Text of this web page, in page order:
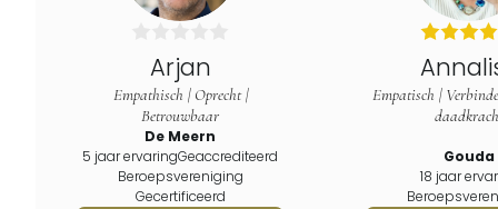
Arjan
Empathisch | Oprecht |
Betrouwbaar
De Meern
5 jaar ervaringGeaccrediteerd
Beroepsvereniging
Gecertificeerd
Empatisch |
Gouda
18 jaar